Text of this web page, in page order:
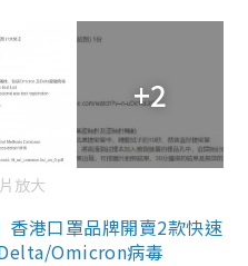
+2
放大
香港口罩品牌開賣2款快速
Omicron病毒